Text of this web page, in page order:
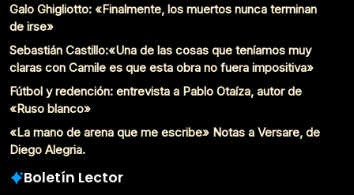
Galo Ghigliotto: «Finalmente, los muertos nunca terminan
de irse»
Sebastián Castillo:«Una de las cosas que teníamos muy
claras con Camile es que esta obra no fuera impositiva»
Fútbol y redención: entrevista a Pablo Otaíza, autor de
«Ruso blanco»
«La mano de arena que me escribe» Notas a Versare, de
Diego Alegria.
Boletín Lector